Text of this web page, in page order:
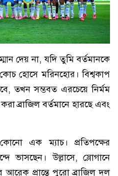
দেয় না, যদি তুমি বর্তমানকে
হোসে মরিনহোর। বিশ্বকাপ
তখন সম্ভবত এরচেয়ে নির্মম
ব্রাজিল বর্তমানে হারছে এবং
এক ম্যাচ। প্রতিপক্ষের
ভাসছেন। উল্লাসে, স্লোগানে
প্রান্তে পুরো ব্রাজিল দল